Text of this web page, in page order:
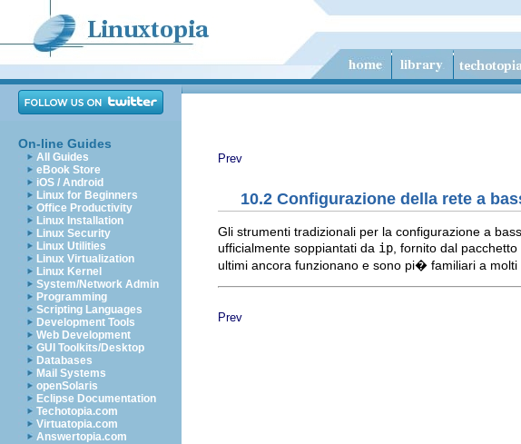
On-line Guides
All Guides
eBook Store
iOS / Android
Linux for Beginners
Office Productivity
Linux Installation
Linux Security
Linux Utilities
Linux Virtualization
Linux Kernel
System/Network Admin
Programming
Scripting Languages
Development Tools
Web Development
GUI Toolkits/Desktop
Databases
Mail Systems
openSolaris
Eclipse Documentation
Techotopia.com
Virtuatopia.com
Answertopia.com
Prev
10.2 Configurazione della rete a
Gli strumenti tradizionali per la configurazione a
ufficialmente soppiantati da ip , fornito dal pacchetto
ultimi ancora funzionano e sono pi� familiari a molti
Prev